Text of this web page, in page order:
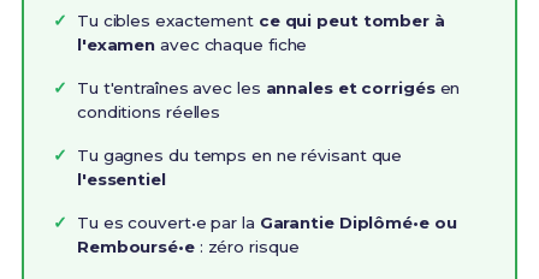
Tu cibles exactement ce qui peut tomber à
l'examen avec chaque fiche
Tu t'entraînes avec les annales et corrigésen
conditions réelles
Tu gagnes du temps en ne révisant que
l'essentiel
Tu es couvert•e par la Garantie Diplômé•e ou
Remboursé•e: zéro risque